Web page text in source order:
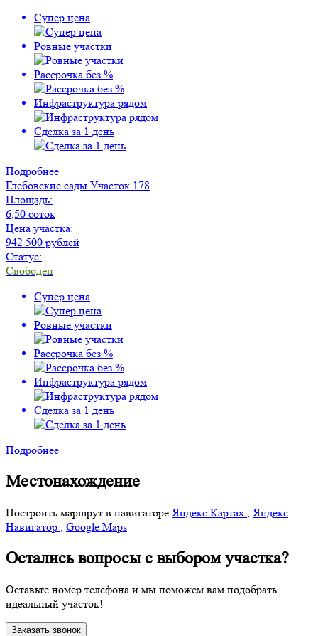
Супер цена
Ровные участки
Рассрочка без %
Инфраструктура рядом
Сделка за 1 день
Подробнее
Глебовские сады Участок 178
Площадь:
6,50 соток
Цена участка:
942 500 рублей
Статус:
Свободен
Супер цена
Ровные участки
Рассрочка без %
Инфраструктура рядом
Сделка за 1 день
Подробнее
Местонахождение
Построить маршрут в навигатореЯндекс Картах ,Яндекс
Навигатор , Google Maps
Остались вопросы с выбором участка?
Оставьте номер телефона и мы поможем вам подобрать
идеальный участок!
Заказать звонок